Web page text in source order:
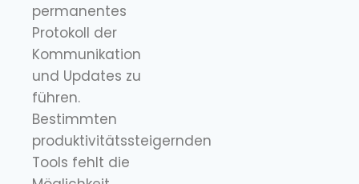
permanentes
Protokoll der
Kommunikation
und Updates zu
führen.
Bestimmten
produktivitätssteigernden
Tools fehlt die